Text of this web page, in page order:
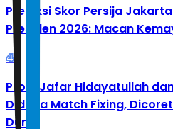
Prediksi Skor Persija
Presiden 2026: Macan
4
Profil Jafar Hidayatullah
Diduga Match Fixing,
Dunia